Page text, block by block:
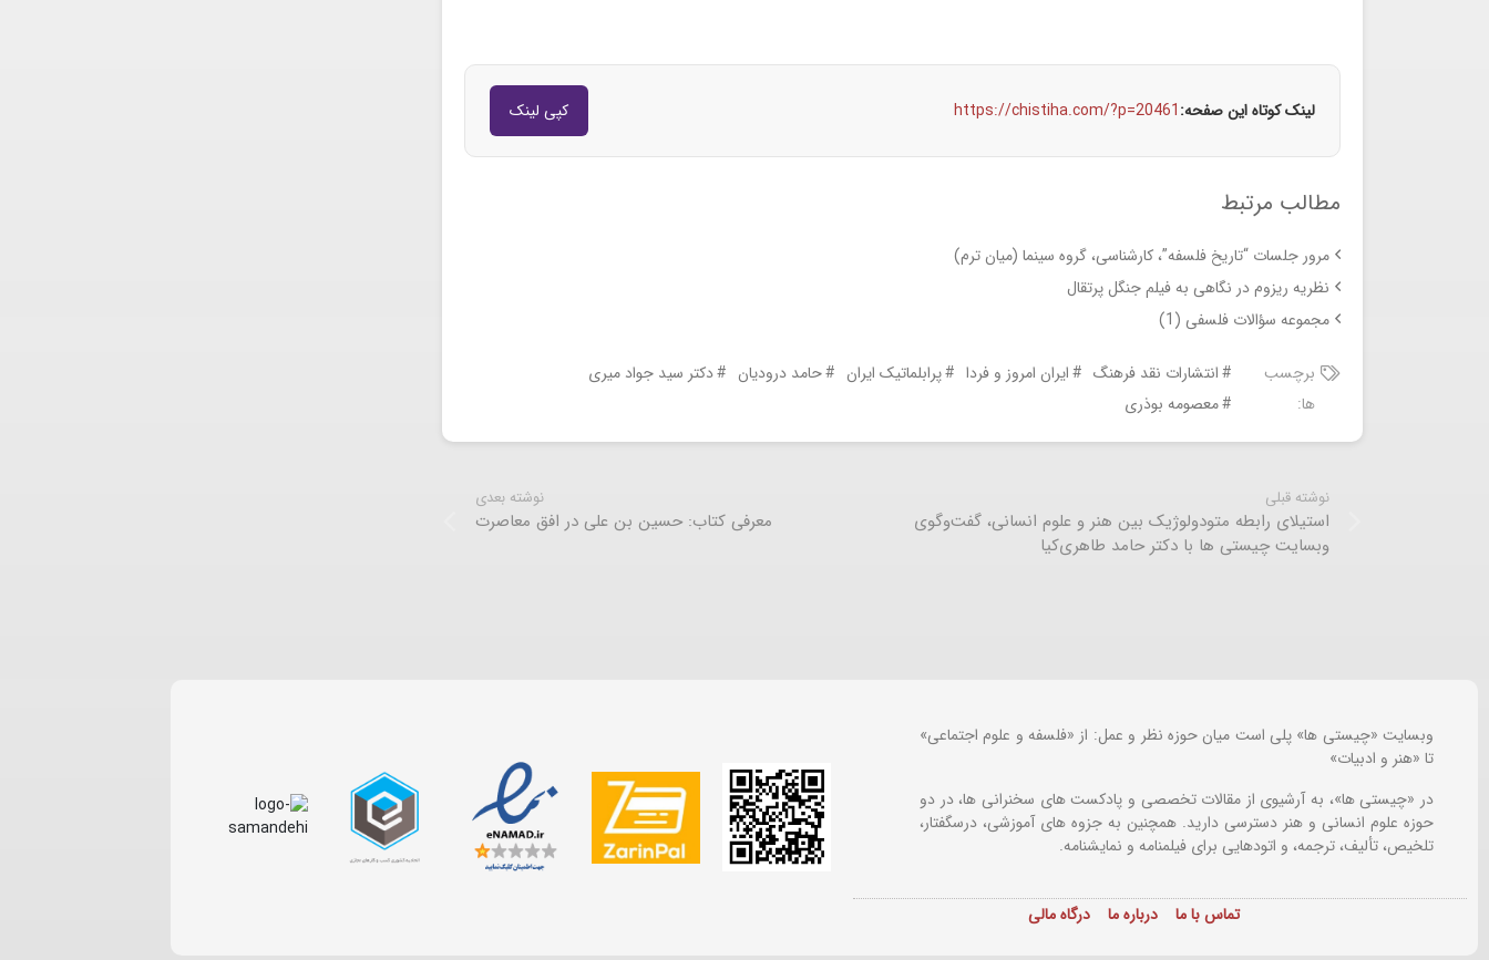
لینک کوتاه این صفحه:https://chistiha.com/?p=20461 کپی لینک
مطالب مرتبط
مرور جلسات “تاریخ فلسفه”، کارشناسی، گروه سینما (میان ترم)
نظریه ریزوم در نگاهی به فیلم جنگل پرتقال
مجموعه سؤالات فلسفی (1)
برچسب
ها:
انتشارات نقد فرهنگ ایران امروز و فردا پرابلماتیک ایران حامد درودیان
دکتر سید جواد میری
معصومه بوذری
نوشته قبلی
استیلای رابطه متودولوژیک بین هنر و علوم انسانی، گفت‌وگوی
وبسایت چیستی ها با دکتر حامد طاهری‌کیا
نوشته بعدی
معرفی کتاب: حسین بن علی در افق معاصرت
وبسایت «چیستی ها» پلی است میان حوزه نظر و عمل: از «فلسفه و علوم اجتماعی»
تا «هنر و ادبیات»
در «چیستی ها»، به آرشیوی از مقالات تخصصی و پادکست های سخنرانی ها، در دو
حوزه علوم انسانی و هنر دسترسی دارید. همچنین به جزوه های آموزشی، درسگفتار،
تلخیص، تألیف، ترجمه، و اتودهایی برای فیلمنامه و نمایشنامه.
تماس با ما درباره ما درگاه مالی